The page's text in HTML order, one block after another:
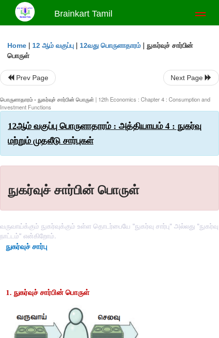
Brainkart Tamil
Home | 12 ஆம் வகுப்பு | 12வது பொருளாதாரம் | நுகர்வுச் சார்பின்
பொருள்
Prev Page Next Page
பொருளாதாரம் - நுகர்வுச் சார்பின் பொருள் | 12th Economics : Chapter 4 : Consumption and
Investment Functions
12ஆம் வகுப்பு பொருளாதாரம் : அத்தியாயம் 4 : நுகர்வு
மற்றும் முதலீடு சார்புகள்
நுகர்வுச் சார்பின் பொருள்
வருவாய்க்கும் நுகர்வுக்கும் உள்ள தொடர்பையே "நுகர்வு சார்பு" அல்லது "நுகர்வு
நாட்டம்" என்கிறோம்.